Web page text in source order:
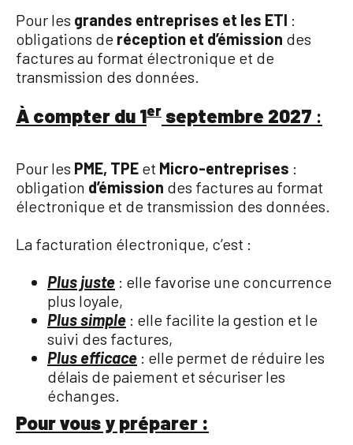
Pour les grandes entreprises et les ETI :
obligations de réception et d’émission des
factures au format électronique et de
transmission des données.
À compter du 1er septembre 2027 :
Pour les PME, TPE et Micro-entreprises :
obligation d’émission des factures au format
électronique et de transmission des données.
La facturation électronique, c’est :
Plus juste : elle favorise une concurrence
plus loyale,
Plus simple : elle facilite la gestion et le
suivi des factures,
Plus efficace : elle permet de réduire les
délais de paiement et sécuriser les
échanges.
Pour vous y préparer :